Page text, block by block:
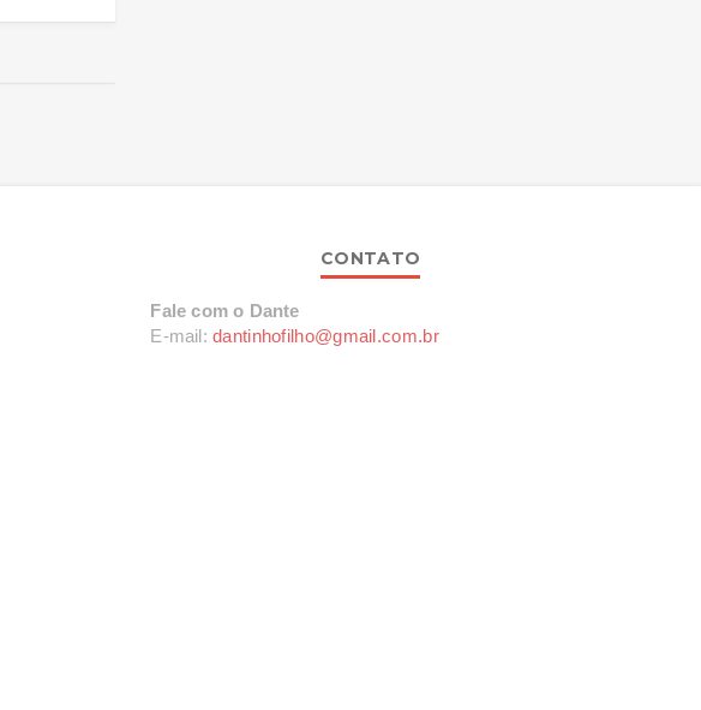
CONTATO
Fale com o Dante
E-mail: dantinhofilho@gmail.com.br